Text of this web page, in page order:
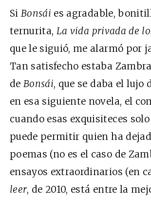
SiBonsái es agradable,
ternurita, La vida privada de
que le siguió, me alarmó por
Tan satisfecho estaba
deBonsái, que se daba el lujo
en esa siguiente novela, el
cuando esas exquisiteces solo
puede permitir quien ha
poemas (no es el caso de
ensayos extraordinarios (en
leer, de 2010, está entre la